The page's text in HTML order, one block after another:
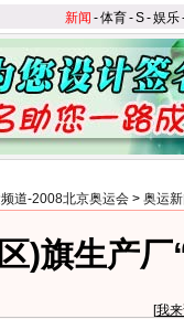
新闻 -体育-S-娱乐
道-2008北京奥运会 > 奥运
)旗生产厂
[我